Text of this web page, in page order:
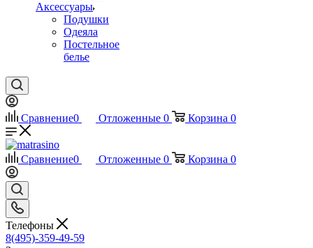
Аксессуары
Подушки
Одеяла
Постельное
белье
Сравнение0 Отложенные 0 Корзина 0
Сравнение0 Отложенные 0 Корзина 0
Телефоны
8(495)-359-49-59